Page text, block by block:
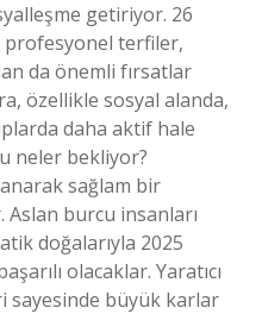
getiriyor. 26
profesyonel terfiler,
da önemli fırsatlar
özellikle sosyal alanda,
daha aktif hale
neler bekliyor?
sağlam bir
burcu insanları
doğalarıyla 2025
olacaklar. Yaratıcı
sayesinde büyük karlar